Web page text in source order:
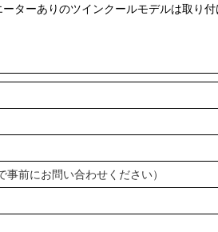
ターありのツインクールモデルは取
前にお問い合わせください）